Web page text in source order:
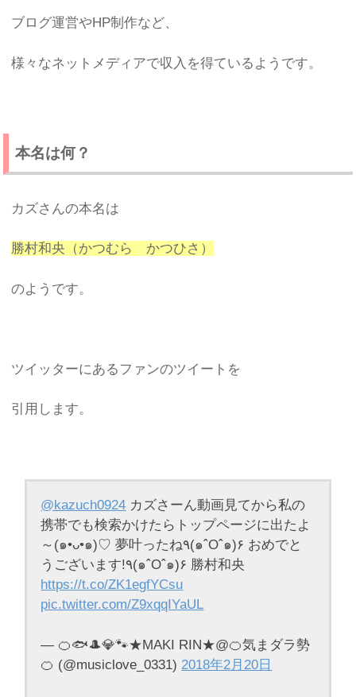
ブログ運営やHP制作など、
様々なネットメディアで収入を得ているようです。
本名は何？
カズさんの本名は
勝村和央（かつむら かつひさ）
のようです。
ツイッターにあるファンのツイートを
引用します。
@kazuch0924 カズさーん動画見てから私の
携帯でも検索かけたらトップページに出たよ
～(๑•ᴗ•๑)♡ 夢叶ったね٩(๑ˆOˆ๑)۶ おめでと
うございます!٩(๑ˆOˆ๑)۶ 勝村和央
https://t.co/ZK1egfYCsu
pic.twitter.com/Z9xqqIYaUL
— 🍊🐟🎩💎🐾★MAKI RIN★@🍊気まダラ勢
🍊 (@musiclove_0331) 2018年2月20日